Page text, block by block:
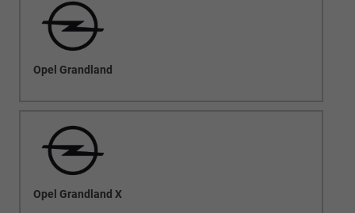
Opel Grandland
Opel Grandland X